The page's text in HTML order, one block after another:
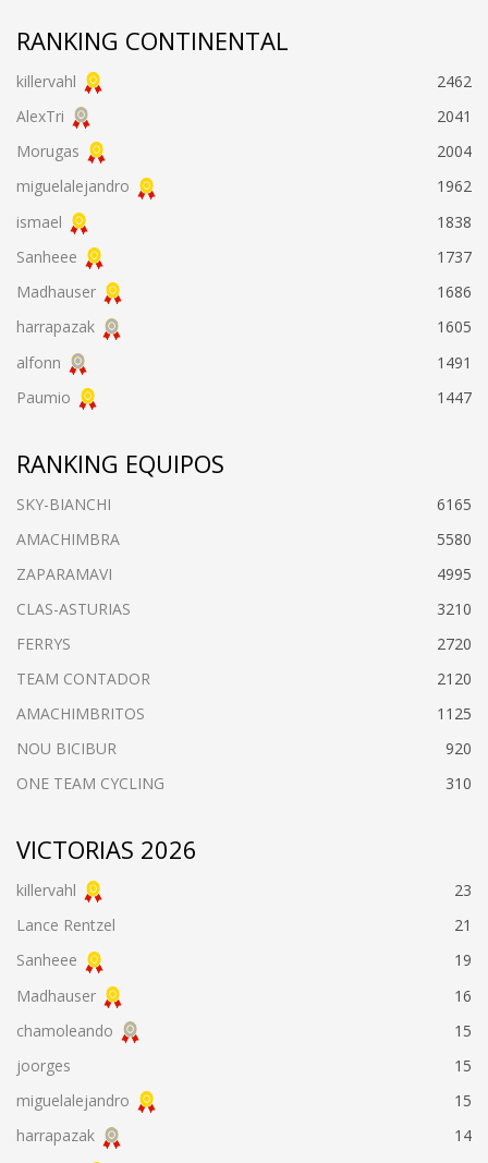
RANKING CONTINENTAL
killervahl
2462
AlexTri
2041
Morugas
2004
miguelalejandro
1962
ismael
1838
Sanheee
1737
Madhauser
1686
harrapazak
1605
alfonn
1491
Paumio
1447
RANKING EQUIPOS
SKY-BIANCHI
6165
AMACHIMBRA
5580
ZAPARAMAVI
4995
CLAS-ASTURIAS
3210
FERRYS
2720
TEAM CONTADOR
2120
AMACHIMBRITOS
1125
NOU BICIBUR
920
ONE TEAM CYCLING
310
VICTORIAS 2026
killervahl
23
Lance Rentzel
21
Sanheee
19
Madhauser
16
chamoleando
15
joorges
15
miguelalejandro
15
harrapazak
14